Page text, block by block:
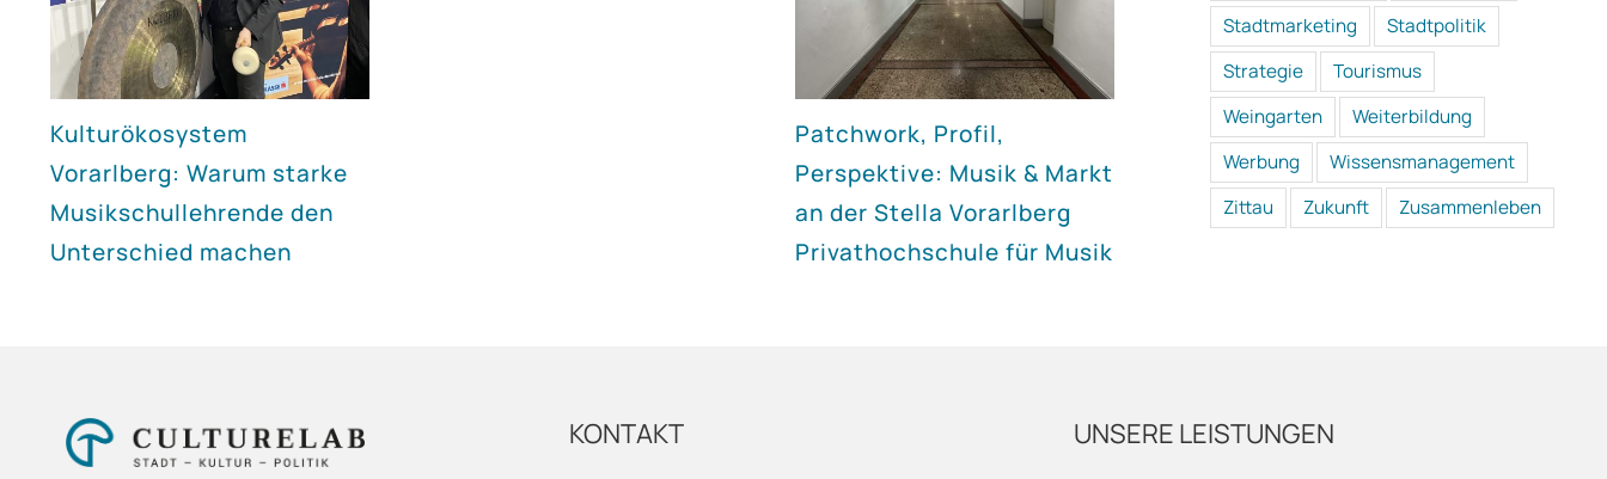
Kulturökosystem
Vorarlberg: Warum starke
Musikschullehrende den
Unterschied machen
Patchwork, Profil,
Perspektive: Musik & Markt
an der Stella Vorarlberg
Privathochschule für Musik
Kulturökosystem
Vorarlberg: Warum starke
Musikschullehrende den
Stadtmarketing
Stadtpolitik
Strategie
Tourismus
Weingarten
Weiterbildung
Werbung
Wissensmanagement
Zittau
Zukunft Zusammenleben
KONTAKT UNSERE LEISTUNGEN